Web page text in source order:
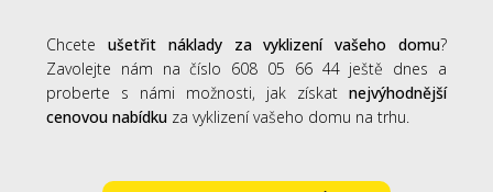
Chcete ušetřit náklady za vyklizení vašeho domu?
Zavolejte nám na číslo 608 05 66 44 ještě dnes a
proberte s námi možnosti, jak získat nejvýhodnější
cenovou nabídku za vyklizení vašeho domu na trhu.